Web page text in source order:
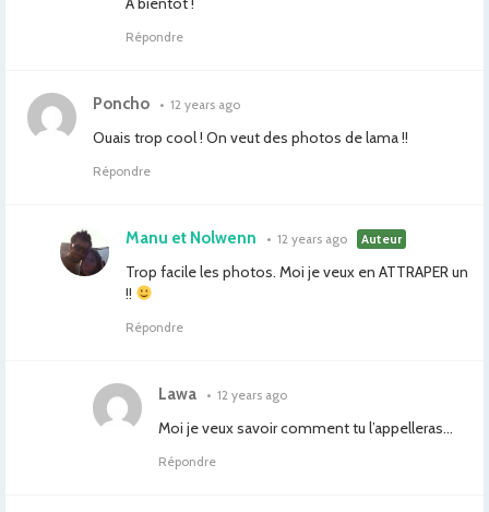
Répondre
Poncho • 12 years ago
Ouais trop cool ! On veut des photos de lama !!
Répondre
Manu et Nolwenn • 12 years ago Auteur
Trop facile les photos. Moi je veux en ATTRAPER un
!!
Répondre
Lawa • 12 years ago
Moi je veux savoir comment tu l’appelleras…
Répondre